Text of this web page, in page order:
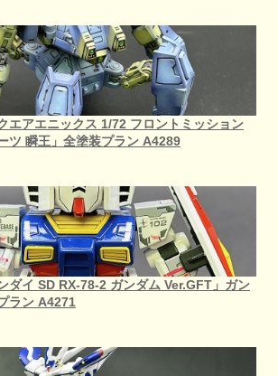
エアエニックス 1/72 フロントミッション
ツ 瞬王」全塗装プラン A4289
ダイ SD RX-78-2 ガンダム Ver.GFT」ガン
ラン A4271